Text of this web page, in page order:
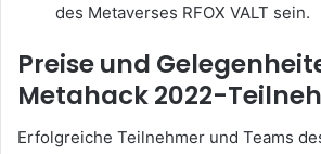
des Metaverses RFOX VALT sein.
Preise und
Metahack 2022-
Erfolgreiche Teilnehmer und Teams